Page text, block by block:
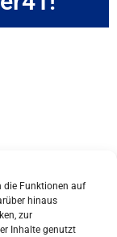
die Funktionen auf
hinaus
zur
Inhalte genutzt